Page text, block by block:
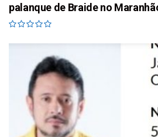
palanque de Braide no